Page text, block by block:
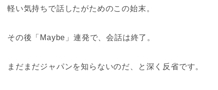
軽い気持ちで話したがためのこの始末。
その後「Maybe」連発で、会話は終了。
まだまだジャパンを知らないのだ、と深く反省です。